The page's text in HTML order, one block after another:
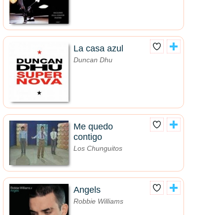
La casa azul
Duncan Dhu
Me quedo
contigo
Los Chunguitos
Angels
Robbie Williams